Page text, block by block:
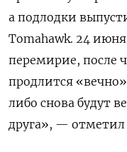
а подлодки
Tomahawk. 24
перемирие, после
продлится
либо снова будут
друга», —